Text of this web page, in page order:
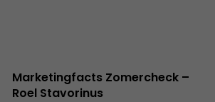
Marketingfacts Zomercheck –
Roel Stavorinus